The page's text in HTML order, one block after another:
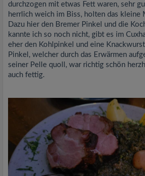
durchzogen mit etwas Fett waren, sehr
herrlich weich im Biss, holten das kleine
Dazu hier den Bremer Pinkel und die
kannte ich so noch nicht, gibt es im
eher den Kohlpinkel und eine
Pinkel, welcher durch das Erwärmen
seiner Pelle quoll, war richtig schön
auch fettig.